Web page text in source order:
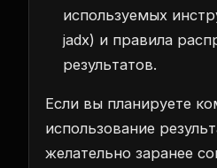
используемых
jadx) и правила
результатов.
Если вы планируете
использование
желательно заранее